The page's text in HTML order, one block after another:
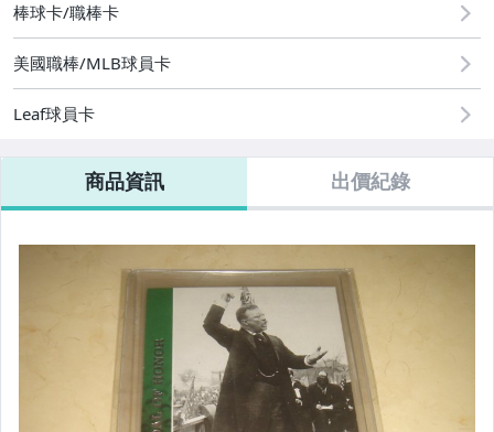
棒球卡/職棒卡
美國職棒/MLB球員卡
Leaf球員卡
商品資訊 出價紀錄